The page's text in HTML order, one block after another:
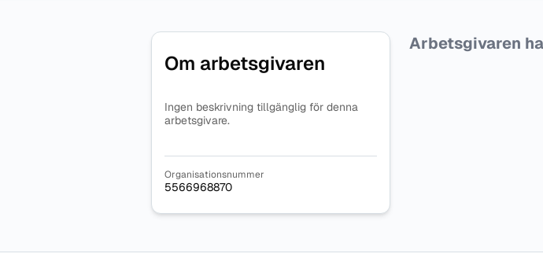
Om arbetsgivaren
Ingen beskrivning tillgänglig för denna
arbetsgivare.
Organisationsnummer
5566968870
Arbetsgivaren